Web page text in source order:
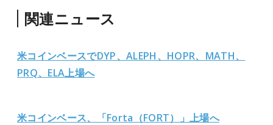
関連ニュース
米コインベースでDYP、ALEPH、HOPR、MATH、
PRQ、ELA上場へ
米コインベース、「Forta（FORT）」上場へ